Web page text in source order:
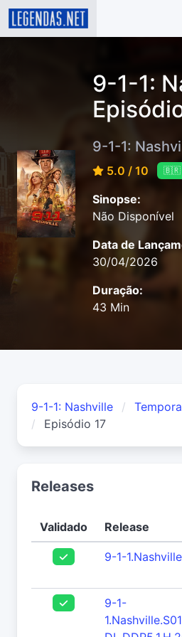
9-1-1:
9-1-1:
5.0 / 10 🇧🇷
Sinopse:
Não Disponível
Data de
30/04/2026
Duração:
43 Min
9-1-1: Nashville
Episódio 17
Releases
Validado Release
9-1-
9-1-